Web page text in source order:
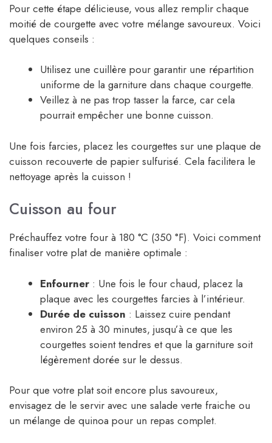
Pour cette étape délicieuse, vous allez remplir chaque
moitié de courgette avec votre mélange savoureux. Voici
quelques conseils :
Utilisez une cuillère pour garantir une répartition
uniforme de la garniture dans chaque courgette.
Veillez à ne pas trop tasser la farce, car cela
pourrait empêcher une bonne cuisson.
Une fois farcies, placez les courgettes sur une plaque de
cuisson recouverte de papier sulfurisé. Cela facilitera le
nettoyage après la cuisson !
Cuisson au four
Préchauffez votre four à 180 °C (350 °F). Voici comment
finaliser votre plat de manière optimale :
Enfourner : Une fois le four chaud, placez la
plaque avec les courgettes farcies à l’intérieur.
Durée de cuisson : Laissez cuire pendant
environ 25 à 30 minutes, jusqu’à ce que les
courgettes soient tendres et que la garniture soit
légèrement dorée sur le dessus.
Pour que votre plat soit encore plus savoureux,
envisagez de le servir avec une salade verte fraiche ou
un mélange de quinoa pour un repas complet.